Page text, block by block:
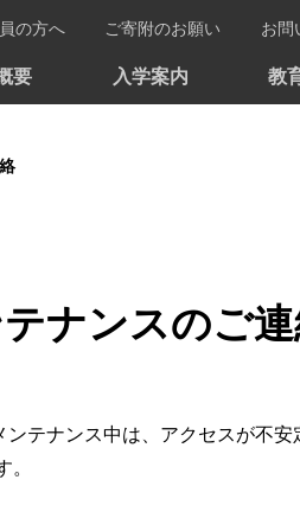
要 入学案内 教
の方へ ご寄附のお願い お問
ナンスのご
テナンス中は、アクセスが不安